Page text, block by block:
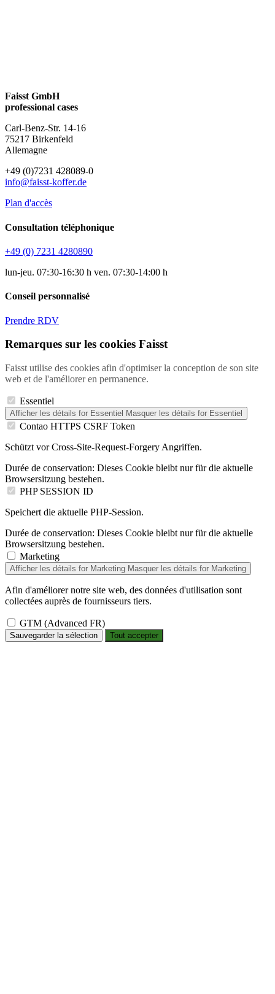
Faisst GmbH
professional cases
Carl-Benz-Str. 14-16
75217 Birkenfeld
Allemagne
+49 (0)7231 428089-0
info@faisst-koffer.de
Plan d'accès
Consultation téléphonique
+49 (0) 7231 4280890
lun-jeu. 07:30-16:30 h ven. 07:30-14:00 h
Conseil personnalisé
Prendre RDV
Remarques sur les cookies Faisst
Faisst utilise des cookies afin d'optimiser la conception de son site
web et de l'améliorer en permanence.
Essentiel
Afficher les détails for Essentiel Masquer les détails for Essentiel
Contao HTTPS CSRF Token
Schützt vor Cross-Site-Request-Forgery Angriffen.
Durée de conservation: Dieses Cookie bleibt nur für die aktuelle
Browsersitzung bestehen.
PHP SESSION ID
Speichert die aktuelle PHP-Session.
Durée de conservation: Dieses Cookie bleibt nur für die aktuelle
Browsersitzung bestehen.
Marketing
Afficher les détails for Marketing Masquer les détails for Marketing
Afin d'améliorer notre site web, des données d'utilisation sont
collectées auprès de fournisseurs tiers.
GTM (Advanced FR)
Sauvegarder la sélection Tout accepter